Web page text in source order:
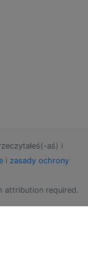
aś) i
i zasady ochrony
attribution required.